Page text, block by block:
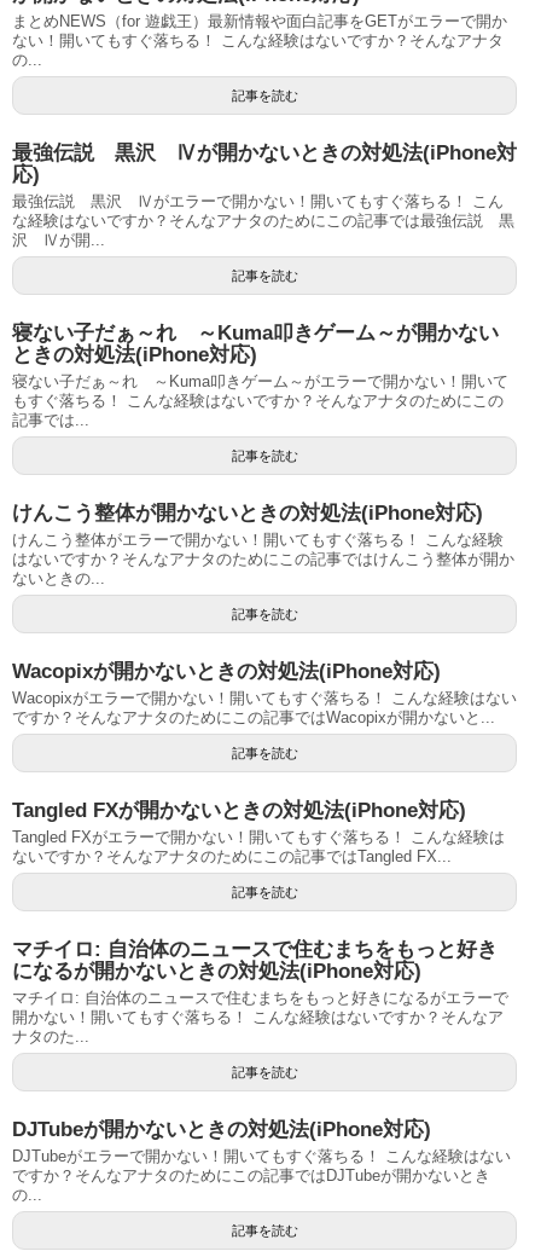
まとめNEWS（for 遊戯王）最新情報や面白記事をGETがエラーで開か
ない！開いてもすぐ落ちる！ こんな経験はないですか？そんなアナタ
の...
記事を読む
最強伝説 黒沢 Ⅳが開かないときの対処法(iPhone対
応)
最強伝説 黒沢 Ⅳがエラーで開かない！開いてもすぐ落ちる！ こん
な経験はないですか？そんなアナタのためにこの記事では最強伝説 黒
沢 Ⅳが開...
記事を読む
寝ない子だぁ～れ ～Kuma叩きゲーム～が開かない
ときの対処法(iPhone対応)
寝ない子だぁ～れ ～Kuma叩きゲーム～がエラーで開かない！開いて
もすぐ落ちる！ こんな経験はないですか？そんなアナタのためにこの
記事では...
記事を読む
けんこう整体が開かないときの対処法(iPhone対応)
けんこう整体がエラーで開かない！開いてもすぐ落ちる！ こんな経験
はないですか？そんなアナタのためにこの記事ではけんこう整体が開か
ないときの...
記事を読む
Wacopixが開かないときの対処法(iPhone対応)
Wacopixがエラーで開かない！開いてもすぐ落ちる！ こんな経験はない
ですか？そんなアナタのためにこの記事ではWacopixが開かないと...
記事を読む
Tangled FXが開かないときの対処法(iPhone対応)
Tangled FXがエラーで開かない！開いてもすぐ落ちる！ こんな経験は
ないですか？そんなアナタのためにこの記事ではTangled FX...
記事を読む
マチイロ: 自治体のニュースで住むまちをもっと好き
になるが開かないときの対処法(iPhone対応)
マチイロ: 自治体のニュースで住むまちをもっと好きになるがエラーで
開かない！開いてもすぐ落ちる！ こんな経験はないですか？そんなア
ナタのた...
記事を読む
DJTubeが開かないときの対処法(iPhone対応)
DJTubeがエラーで開かない！開いてもすぐ落ちる！ こんな経験はない
ですか？そんなアナタのためにこの記事ではDJTubeが開かないとき
の...
記事を読む